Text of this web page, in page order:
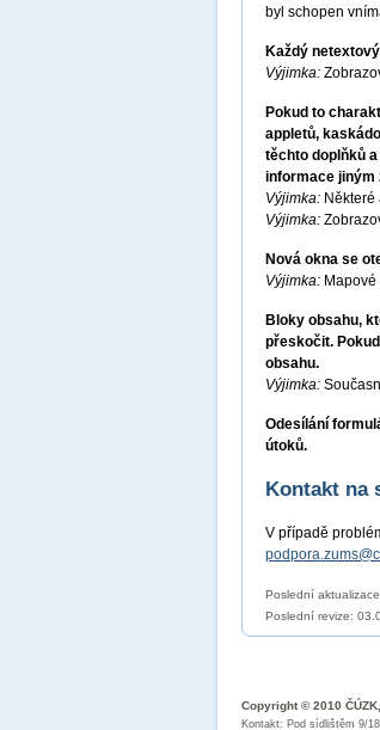
byl schopen
Každý
Výjimka:
Pokud to
appletů,
těchto doplňků
informace jiným
Výjimka:
Výjimka:
Nová okna se
Výjimka:
Bloky obsahu,
přeskočit.
obsahu.
Výjimka:
Odesílání
útoků.
Kontakt na
V případě
Poslední
Poslední revize:
Copyright © 2010
Kontakt: Pod sídlištěm 9/